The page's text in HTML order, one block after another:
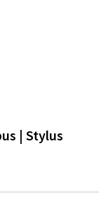
| Stylus